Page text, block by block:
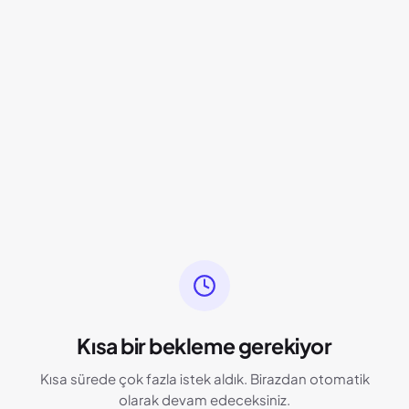
Kısa bir bekleme gerekiyor
Kısa sürede çok fazla istek aldık. Birazdan otomatik
olarak devam edeceksiniz.